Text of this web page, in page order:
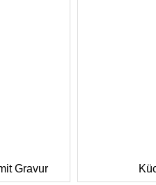
Gravur